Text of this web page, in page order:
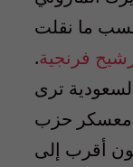
ما نقلت
فرنجية.
ترى
معسكر حزب
أقرب إلى